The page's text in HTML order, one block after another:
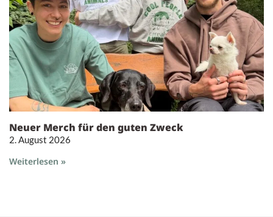
Neuer Merch für den guten Zweck
2. August 2026
Weiterlesen »